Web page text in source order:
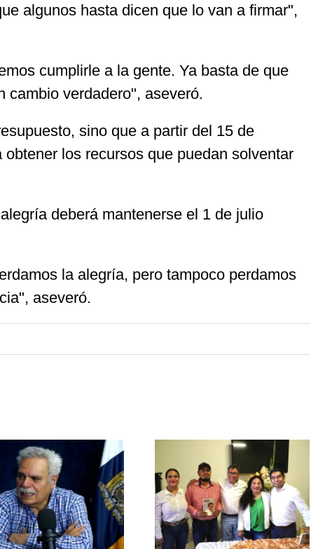
algunos hasta dicen que lo van a firmar",
cumplirle a la gente. Ya basta de que
cambio verdadero", aseveró.
sino que a partir del 15 de
los recursos que puedan solventar
deberá mantenerse el 1 de julio
la alegría, pero tampoco perdamos
aseveró.